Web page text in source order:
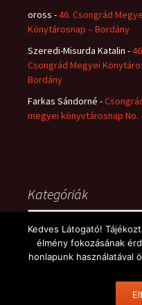
oross -46. Csongrád
Könytárosnap – Bordány
Szeredi-Misurda Katalin -
Csongrád Megyei
Bordány
Farkas Sándorné -
megyei könyvtárosnap No.
Kategóriák
Kategóriák
Büszke
Kedves Látogató!
élmény fokozásának
honlapunk használatával